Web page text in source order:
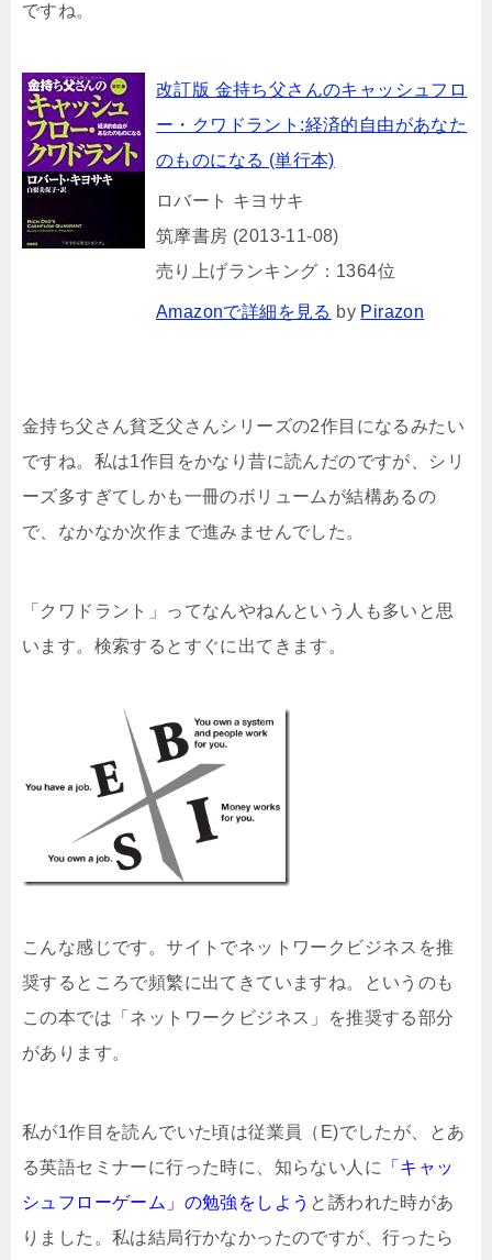
ですね。
改訂版 金持ち父さんのキャッシュフロ
ー・クワドラント:経済的自由があなた
のものになる (単行本)
ロバート キヨサキ
筑摩書房 (2013-11-08)
売り上げランキング：1364位
Amazonで詳細を見る by Pirazon
金持ち父さん貧乏父さんシリーズの2作目になるみたい
ですね。私は1作目をかなり昔に読んだのですが、シリ
ーズ多すぎてしかも一冊のボリュームが結構あるの
で、なかなか次作まで進みませんでした。
「クワドラント」ってなんやねんという人も多いと思
います。検索するとすぐに出てきます。
こんな感じです。サイトでネットワークビジネスを推
奨するところで頻繁に出てきていますね。というのも
この本では「ネットワークビジネス」を推奨する部分
があります。
私が1作目を読んでいた頃は従業員（E)でしたが、とあ
る英語セミナーに行った時に、知らない人に
「キャッ
シュフローゲーム」の勉強をしよう と誘われた時があ
りました。私は結局行かなかったのですが、行ったら